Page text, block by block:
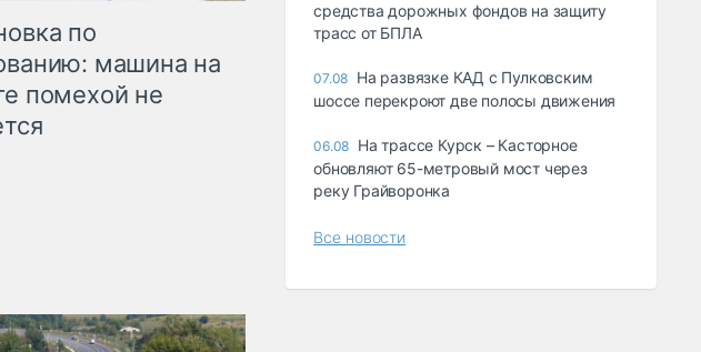
по
машина на
помехой не
средства дорожных фондов на защиту
трасс от БПЛА
07.08 На развязке КАД с Пулковским
шоссе перекроют две полосы движения
06.08 На трассе Курск – Касторное
обновляют 65-метровый мост через
реку Грайворонка
Все новости